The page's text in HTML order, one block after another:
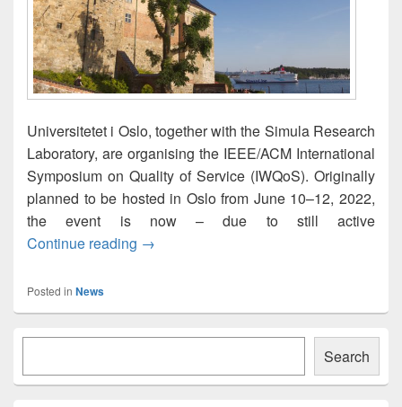
Universitetet i Oslo, together with the Simula Research
Laboratory, are organising the IEEE/ACM International
Symposium on Quality of Service (IWQoS). Originally
planned to be hosted in Oslo from June 10–12, 2022,
the event is now – due to still active
Continue reading IWQoS 2022: Program is Online!
→
Posted in News
Primary
Area
Search